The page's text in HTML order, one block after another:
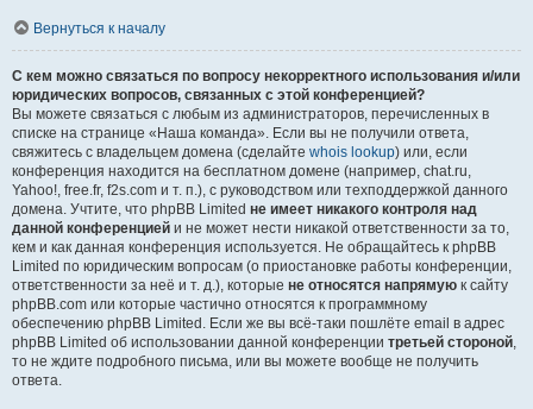
Вернуться к началу
С кем можно связаться по вопросу некорректного использования и/или
юридических вопросов, связанных с этой конференцией?
Вы можете связаться с любым из администраторов, перечисленных в
списке на странице «Наша команда». Если вы не получили ответа,
свяжитесь с владельцем домена (сделайте whois lookup) или, если
конференция находится на бесплатном домене (например, chat.ru,
Yahoo!, free.fr, f2s.com и т. п.), с руководством или техподдержкой данного
домена. Учтите, что phpBB Limited не имеет никакого контроля над
данной конференцией и не может нести никакой ответственности за то,
кем и как данная конференция используется. Не обращайтесь к phpBB
Limited по юридическим вопросам (о приостановке работы конференции,
ответственности за неё и т. д.), которые не относятся напрямую к сайту
phpBB.com или которые частично относятся к программному
обеспечению phpBB Limited. Если же вы всё-таки пошлёте email в адрес
phpBB Limited об использовании данной конференции третьей стороной,
то не ждите подробного письма, или вы можете вообще не получить
ответа.